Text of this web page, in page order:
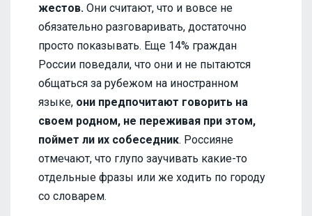
жестов. Они считают, что и вовсе не
обязательно разговаривать, достаточно
просто показывать. Еще 14% граждан
России поведали, что они и не пытаются
общаться за рубежом на иностранном
языке, они предпочитают говорить на
своем родном, не переживая при этом,
поймет ли их собеседник. Россияне
отмечают, что глупо заучивать какие-то
отдельные фразы или же ходить по городу
со словарем.